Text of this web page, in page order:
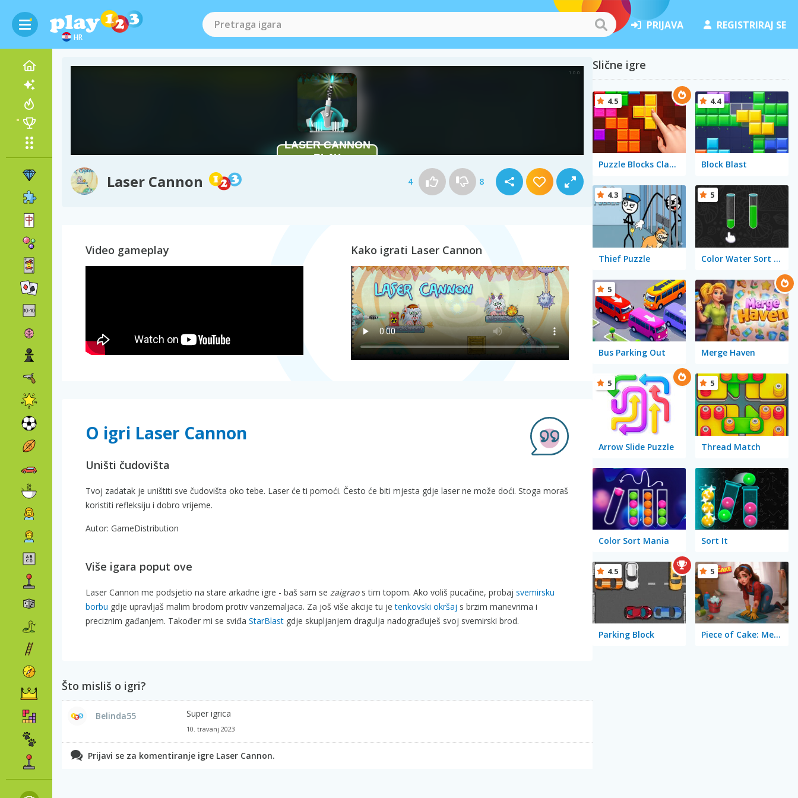
HR
PRIJAVA REGISTRIRAJ SE
Laser Cannon 4 8
Video gameplay Kako igrati Laser Cannon
O igri Laser Cannon
Uništi čudovišta
Tvoj zadatak je uništiti sve čudovišta oko tebe. Laser će ti pomoći. Često će biti mjesta gdje laser ne može doći. Stoga moraš
koristiti refleksiju i dobro vrijeme.
Autor: GameDistribution
Više igara poput ove
Laser Cannon me podsjetio na stare arkadne igre - baš sam se zaigraos tim topom. Ako voliš pucačine, probaj svemirsku
borbu gdje upravljaš malim brodom protiv vanzemaljaca. Za još više akcije tu jetenkovski okršaj s brzim manevrima i
preciznim gađanjem. Također mi se sviđa StarBlast gdje skupljanjem dragulja nadograđuješ svoj svemirski brod.
Što misliš o igri?
Belinda55 Super igrica
10. travanj 2023
Prijavi se za komentiranje igre Laser Cannon.
Slične igre
Puzzle Blocks Classic
4.5
Block Blast
4.4
Thief Puzzle
4.3
Color Water Sort 3D
5
Bus Parking Out
5
Merge Haven
Arrow Slide Puzzle
5
Thread Match
5
Color Sort Mania Sort It
Parking Block
4.5
Piece of Cake: Merge and Bake
5